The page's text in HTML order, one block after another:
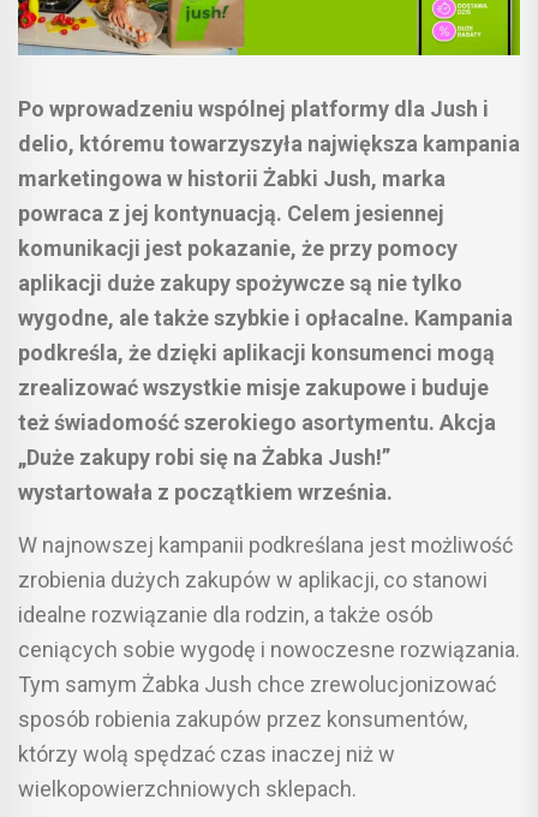
Po wprowadzeniu wspólnej platformy dla Jush i
delio, któremu towarzyszyła największa kampania
marketingowa w historii Żabki Jush, marka
powraca z jej kontynuacją. Celem jesiennej
komunikacji jest pokazanie, że przy pomocy
aplikacji duże zakupy spożywcze są nie tylko
wygodne, ale także szybkie i opłacalne. Kampania
podkreśla, że dzięki aplikacji konsumenci mogą
zrealizować wszystkie misje zakupowe i buduje
też świadomość szerokiego asortymentu. Akcja
„Duże zakupy robi się na Żabka Jush!”
wystartowała z początkiem września.
W najnowszej kampanii podkreślana jest możliwość
zrobienia dużych zakupów w aplikacji, co stanowi
idealne rozwiązanie dla rodzin, a także osób
ceniących sobie wygodę i nowoczesne rozwiązania.
Tym samym Żabka Jush chce zrewolucjonizować
sposób robienia zakupów przez konsumentów,
którzy wolą spędzać czas inaczej niż w
wielkopowierzchniowych sklepach.